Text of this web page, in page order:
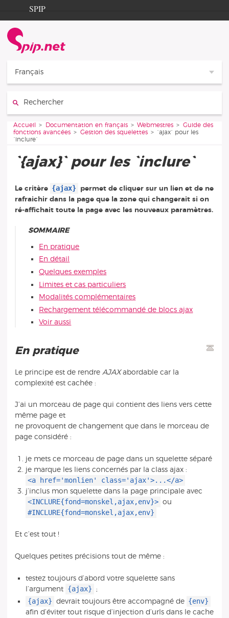
Aller au contenu
Aller à la navigation
SPIP
Documentation
Contribution
Français
Vous êtes ici :
Accueil Documentation en français Webmestres
Guide des
fonctions avancées
Gestion des squelettes
`ajax` pour les
`inclure`
`{ajax}` pour les `inclure`
Le critère {ajax} permet de cliquer sur un lien et de ne
rafraichir dans la page que la zone qui changerait si on
ré-affichait toute la page avec les nouveaux paramètres.
SOMMAIRE
En pratique
En détail
Quelques exemples
Limites et cas particuliers
Modalités complémentaires
Rechargement télécommandé de blocs ajax
Voir aussi
En pratique
Le principe est de rendre AJAXabordable car la
complexité est cachée :
J’ai un morceau de page qui contient des liens vers cette
même page et
ne provoquent de changement que dans le morceau de
page considéré :
je mets ce morceau de page dans un squelette séparé
je marque les liens concernés par la class ajax :
<a href='monlien' class='ajax'>...</a>
j’inclus mon squelette dans la page principale avec
<INCLURE{fond=monskel,ajax,env}> ou
#INCLURE{fond=monskel,ajax,env}
Et c’est tout !
Quelques petites précisions tout de même :
testez toujours d’abord votre squelette sans
l’argument {ajax} ;
{ajax} devrait toujours être accompagné de {env}
afin d’éviter tout risque d’injection d’urls dans le cache